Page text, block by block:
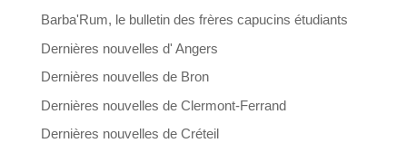
Barba'Rum, le bulletin des frères capucins étudiants
Dernières nouvelles d' Angers
Dernières nouvelles de Bron
Dernières nouvelles de Clermont-Ferrand
Dernières nouvelles de Créteil